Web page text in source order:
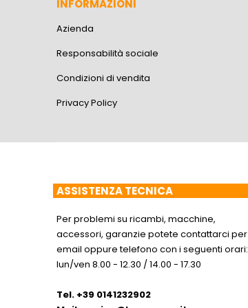
INFORMAZIONI
Azienda
Responsabilità sociale
Condizioni di vendita
Privacy Policy
ASSISTENZA TECNICA
Per problemi su ricambi, macchine,
accessori, garanzie potete contattarci per
email oppure telefono con i seguenti orari:
lun/ven 8.00 - 12.30 / 14.00 - 17.30
Tel. +39 0141232902